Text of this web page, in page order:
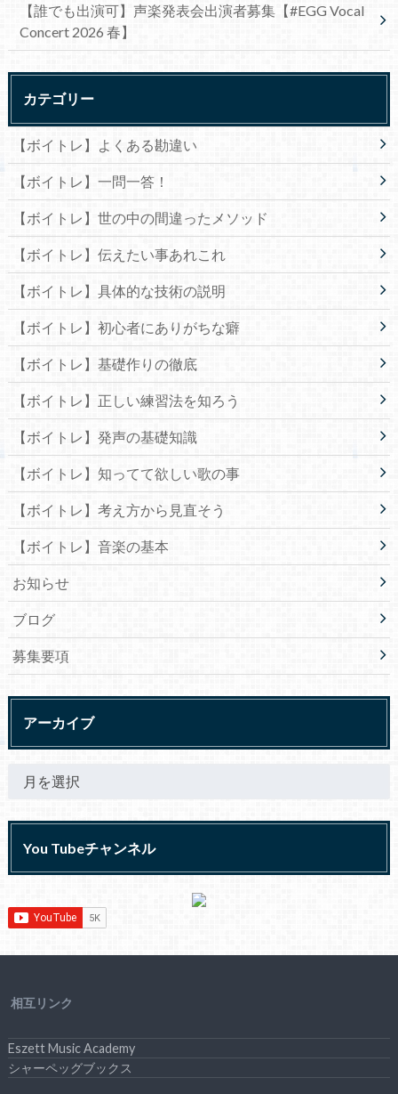
【誰でも出演可】声楽発表会出演者募集【#EGG Vocal
Concert 2026 春】
カテゴリー
【ボイトレ】よくある勘違い
【ボイトレ】一問一答！
【ボイトレ】世の中の間違ったメソッド
【ボイトレ】伝えたい事あれこれ
【ボイトレ】具体的な技術の説明
【ボイトレ】初心者にありがちな癖
【ボイトレ】基礎作りの徹底
【ボイトレ】正しい練習法を知ろう
【ボイトレ】発声の基礎知識
【ボイトレ】知ってて欲しい歌の事
【ボイトレ】考え方から見直そう
【ボイトレ】音楽の基本
お知らせ
ブログ
募集要項
アーカイブ
You Tubeチャンネル
相互リンク
Eszett Music Academy
シャーペッグブックス